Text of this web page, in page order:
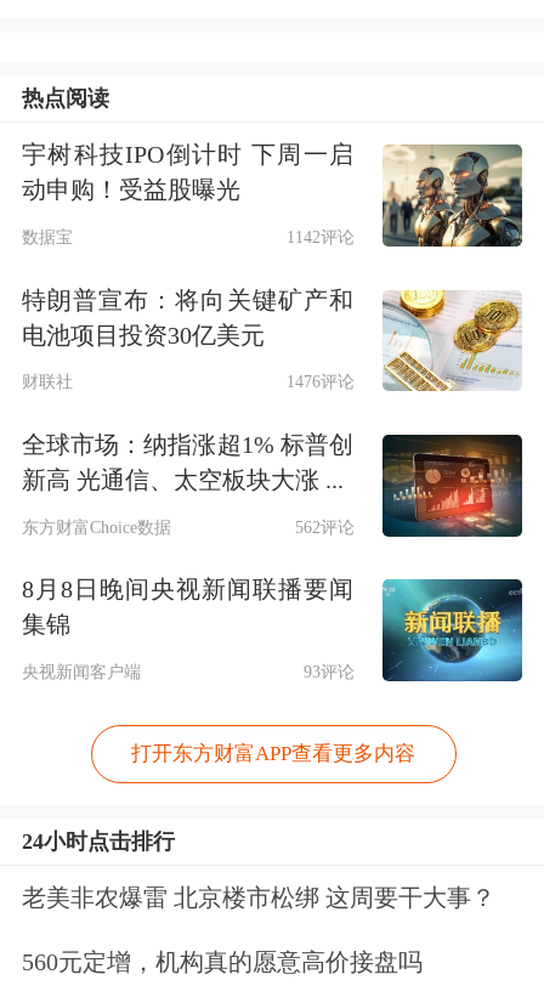
热点阅读
宇树科技IPO倒计时 下周一启
动申购！受益股曝光
数据宝 1142评论
特朗普宣布：将向关键矿产和
电池项目投资30亿美元
财联社 1476评论
全球市场：纳指涨超1% 标普创
新高 光通信、太空板块大涨 ...
东方财富Choice数据 562评论
8月8日晚间央视新闻联播要闻
集锦
央视新闻客户端 93评论
打开东方财富APP查看更多内容
24小时点击排行
老美非农爆雷 北京楼市松绑 这周要干大事？
560元定增，机构真的愿意高价接盘吗